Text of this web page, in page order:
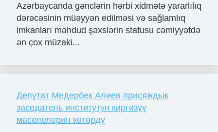
Azərbaycanda gənclərin hərbi xidmətə yararlılıq
dərəcəsinin müəyyən edilməsi və sağlamlıq
imkanları məhdud şəxslərin statusu cəmiyyətdə
ən çox müzaki...
Депутат Медербек Алиев присяждык
заседатель институтун киргизүү
маселелерин көтөрдү